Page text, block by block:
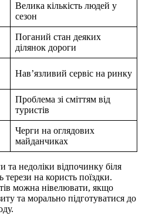
Велика кількість людей у
сезон
Поганий стан деяких
ділянок дороги
Нав’язливий сервіс на ринку
Проблема зі сміттям від
туристів
Черги на оглядових
майданчиках
та недоліки відпочинку біля
на користь поїздки.
можна нівелювати, якщо
та морально підготуватися до